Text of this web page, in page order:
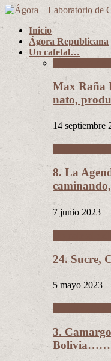
Inicio
Ágora Republicana
Un cafetal…
Max Raña
nato,
14 septiembre
8. La
7 junio 2023
24. Sucre,
5 mayo 2023
3.
Bolivia……